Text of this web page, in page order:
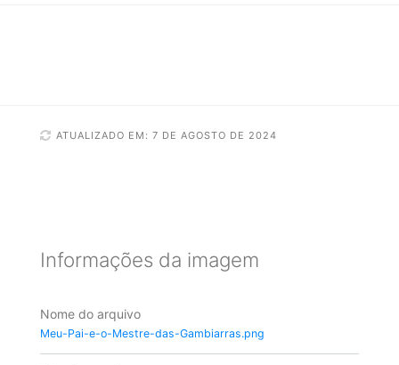
ATUALIZADO EM: 7 DE AGOSTO DE 2024
Informações da imagem
Nome do arquivo
Meu-Pai-e-o-Mestre-das-Gambiarras.png